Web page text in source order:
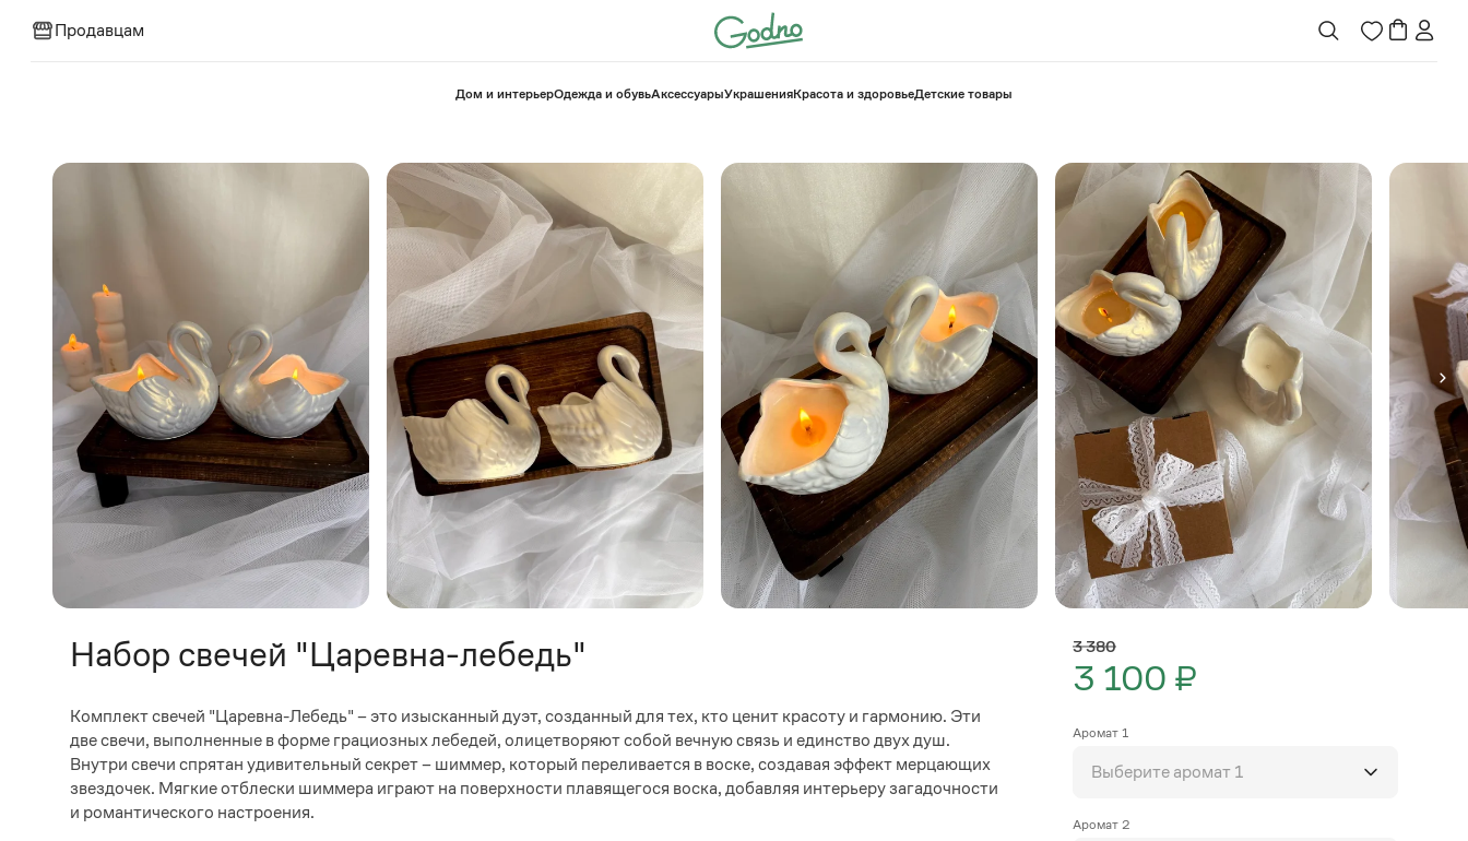
Продавцам
⁠Дом и интерьерОдежда и обувьАксессуарыУкрашенияКрасота и здоровье⁠Детские товары
Набор свечей "Царевна-лебедь"
Комплект свечей "Царевна-Лебедь" – это изысканный дуэт, созданный для тех, кто ценит красоту и гармонию. Эти
две свечи, выполненные в форме грациозных лебедей, олицетворяют собой вечную связь и единство двух душ.
Внутри свечи спрятан удивительный секрет – шиммер, который переливается в воске, создавая эффект мерцающих
звездочек. Мягкие отблески шиммера играют на поверхности плавящегося воска, добавляя интерьеру загадочности
и романтического настроения.
3 380
3 100 ₽
Аромат 1
Выберите аромат 1
Аромат 2